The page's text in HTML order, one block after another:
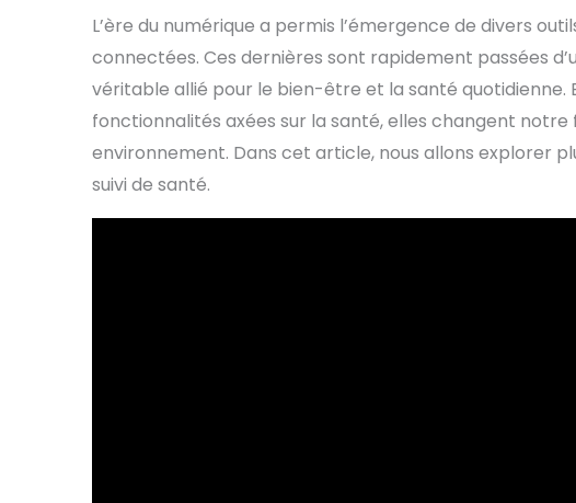
L’ère du numérique a permis l’émergence de divers
connectées. Ces dernières sont rapidement passées
véritable allié pour le bien-être et la santé
fonctionnalités axées sur la santé, elles changent
environnement. Dans cet article, nous allons explorer
suivi de santé.